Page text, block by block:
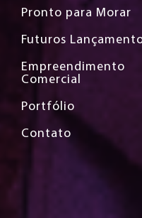
Pronto para Morar
Futuros
Empreendimento
Comercial
Portfólio
Contato